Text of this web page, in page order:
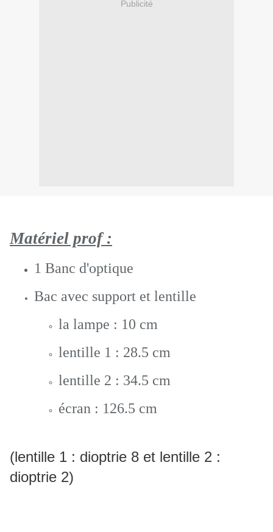
Publicité
Matériel prof :
1 Banc d'optique
Bac avec support et lentille
la lampe : 10 cm
lentille 1 : 28.5 cm
lentille 2 : 34.5 cm
écran : 126.5 cm
(lentille 1 : dioptrie 8 et lentille 2 :
dioptrie 2)